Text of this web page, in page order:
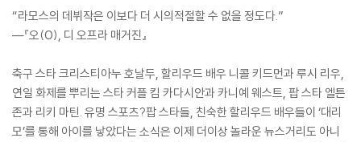
“라모스의 데뷔작은 이보다 더 시의적절할 수 없을 정도다.”
―『오(O), 디 오프라 매거진』
축구 스타 크리스티아누 호날두, 할리우드 배우 니콜 키드먼과 루시 리우,
연일 화제를 뿌리는 스타 커플 킴 카다시안과 카니예 웨스트, 팝 스타 엘튼
존과 리키 마틴. 유명 스포츠?팝 스타들, 친숙한 할리우드 배우들이 ‘대리
모’를 통해 아이를 낳았다는 소식은 이제 더이상 놀라운 뉴스거리도 아니